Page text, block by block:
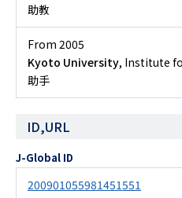
助教
From 2005
Kyoto University, Institute
助手
ID,URL
J-Global ID
200901055981451551